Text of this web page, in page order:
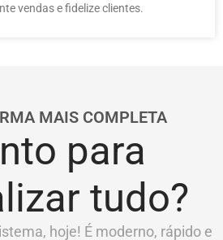
vendas e fidelize clientes.
MAIS COMPLETA
para
tudo?
hoje! É moderno, rápido e